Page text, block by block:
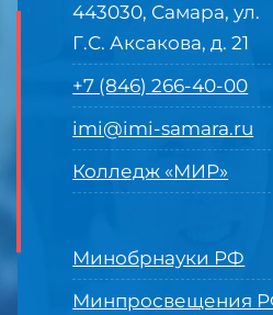
443030, Самара, ул.
Г.С. Аксакова, д. 21
+7 (846) 266-40-00
imi@imi-samara.ru
Колледж «МИР»
Минобрнауки РФ
Минпросвещения